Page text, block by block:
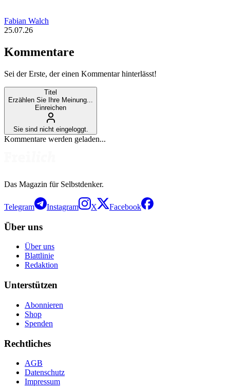
Fabian Walch
25.07.26
Kommentare
Sei der Erste, der einen Kommentar hinterlässt!
Titel
Erzählen Sie Ihre Meinung...
Einreichen
Sie sind nicht eingeloggt.
Kommentare werden geladen...
Das Magazin für Selbstdenker.
Telegram Instagram X Facebook
Über uns
Über uns
Blattlinie
Redaktion
Unterstützen
Abonnieren
Shop
Spenden
Rechtliches
AGB
Datenschutz
Impressum